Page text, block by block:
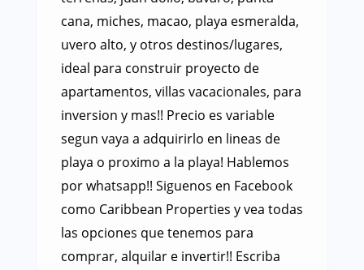
cana, miches, macao, playa esmeralda,
uvero alto, y otros destinos/lugares,
ideal para construir proyecto de
apartamentos, villas vacacionales, para
inversion y mas!! Precio es variable
segun vaya a adquirirlo en lineas de
playa o proximo a la playa! Hablemos
por whatsapp!! Siguenos en Facebook
como Caribbean Properties y vea todas
las opciones que tenemos para
comprar, alquilar e invertir!! Escriba